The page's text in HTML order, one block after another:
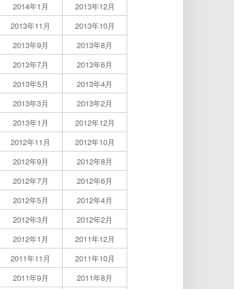
2014年1月
2013年12月
2013年11月
2013年10月
2013年9月
2013年8月
2013年7月
2013年6月
2013年5月
2013年4月
2013年3月
2013年2月
2013年1月
2012年12月
2012年11月
2012年10月
2012年9月
2012年8月
2012年7月
2012年6月
2012年5月
2012年4月
2012年3月
2012年2月
2012年1月
2011年12月
2011年11月
2011年10月
2011年9月
2011年8月